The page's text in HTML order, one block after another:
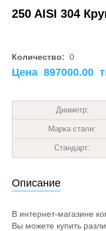
250 AISI 304
Количество: 0
Цена 897000.00
Диаметр:
Марка стали:
Стандарт:
Описание
В интернет-магазине
Вы можете купить